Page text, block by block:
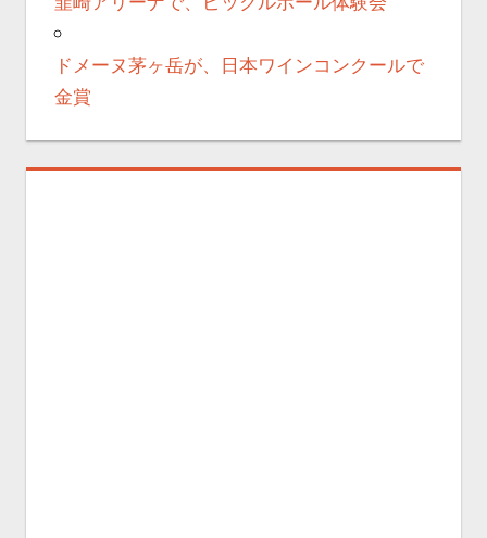
ドメーヌ茅ヶ岳が、日本ワインコンクールで
金賞